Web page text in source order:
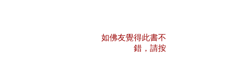
如佛友覺得此書不
錯，請按